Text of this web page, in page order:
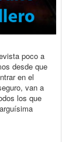
poco a
desde que
en el
van a
los que